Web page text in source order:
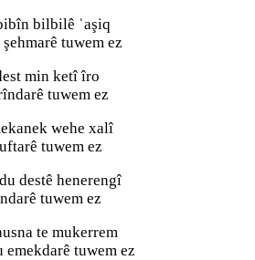
bilbilê ˈaşiq
tuwem ez
min ketî îro
tuwem ez
wehe xalî
tuwem ez
destê henerengî
tuwem ez
te mukerrem
tuwem ez